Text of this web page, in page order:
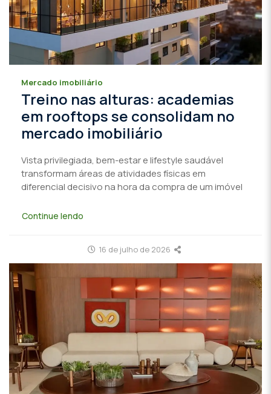
Mercado imobiliário
Treino nas alturas: academias
em rooftops se consolidam no
mercado imobiliário
Vista privilegiada, bem-estar e lifestyle saudável
transformam áreas de atividades físicas em
diferencial decisivo na hora da compra de um imóvel
Continue lendo
16 de julho de 2026